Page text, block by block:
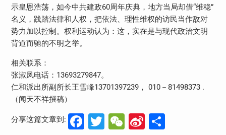
示皇恩浩荡，如今中共建政60周年庆典，地方当局却借“维稳”
名义，践踏法律和人权，把依法、理性维权的访民当作敌对
势力加以控制。权利运动认为：这，实在是与现代政治文明
背道而驰的不明之举。
相关联系：
张淑凤电话：13693279847。
仁和派出所副所长王雪峰13701397239， 010－81498373 .
（闻天不祥撰稿）
分享这篇文章到: Facebook
Twitter
WeChat
Sina分